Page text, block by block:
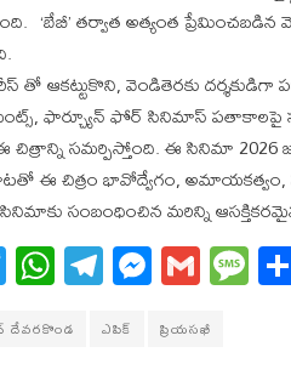
‘బేబీ’ తర్వాత అత్యంత
తో ఆకట్టుకొని, వెండితెరకు
ఫార్చ్యూన్ ఫోర్ సినిమాస్ పతాకాలపై
సమర్పిస్తోంది. ఈ సినిమా 2026
ఈ చిత్రం భావోద్వేగం, అమాయకత్వం,
సంబంధించిన మరిన్ని
T
wi
tt
W
ha
ts
T
el
eg
M
es
se
G
m
ail
M
es
దేవరకొండ ఎపిక్ ప్రియసఖీ